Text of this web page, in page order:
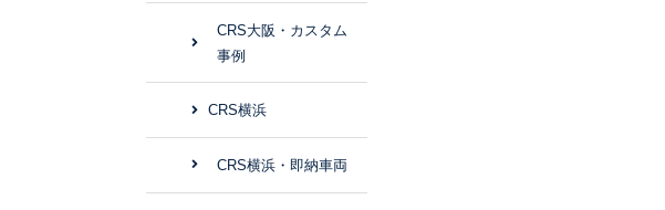
CRS大阪・カスタム
事例
CRS横浜
CRS横浜・即納車両